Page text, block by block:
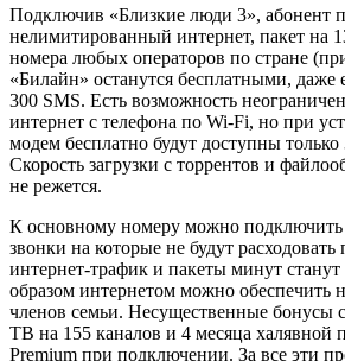
Подключив «Близкие люди 3», абонент
нелимитированный интернет, пакет на
номера любых операторов по стране
«Билайн» останутся бесплатными, даже
300 SMS. Есть возможность
интернет с телефона по Wi-Fi, но при
модем бесплатно будут доступны
Скорость загрузки с торрентов и
не режется.
К основному номеру можно подключить
звонки на которые не будут расходовать
интернет-трафик и пакеты минут
образом интернетом можно обеспечить
членов семьи. Несущественные бонусы
ТВ на 155 каналов и 4 месяца халявной
Premium при подключении. За все эти